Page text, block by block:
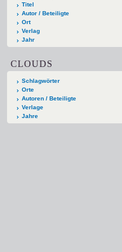
Titel
Autor / Beteiligte
Ort
Verlag
Jahr
CLOUDS
Schlagwörter
Orte
Autoren / Beteiligte
Verlage
Jahre